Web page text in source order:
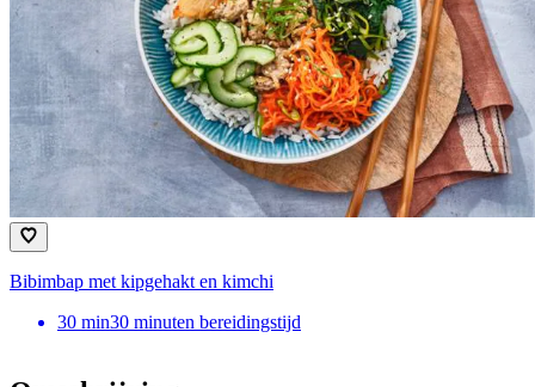
Bibimbap met kipgehakt en kimchi
30 min30 minuten bereidingstijd